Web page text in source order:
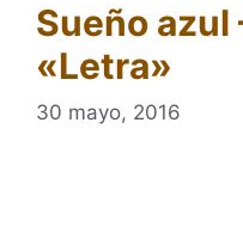
Sueño azul
«Letra»
30 mayo, 2016